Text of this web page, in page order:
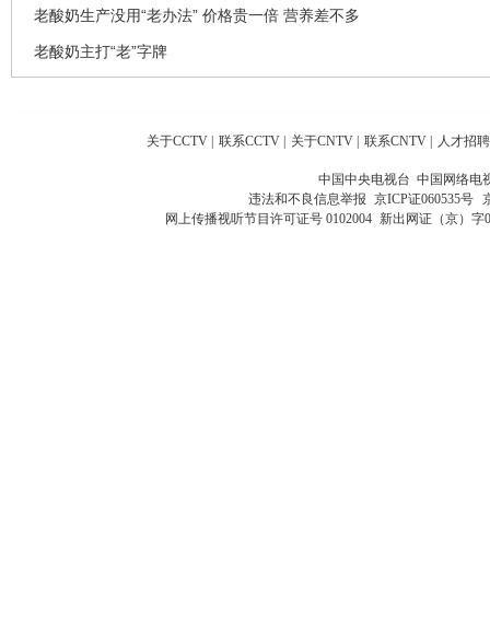
老酸奶生产没用“老办法” 价格贵一倍 营养差不多
老酸奶主打“老”字牌
关于CCTV | 联系CCTV | 关于CNTV | 联系CNTV | 人才招聘
中国中央电视台 中国网络电
违法和不良信息举报 京ICP证060535号
网上传播视听节目许可证号 0102004 新出网证（京）